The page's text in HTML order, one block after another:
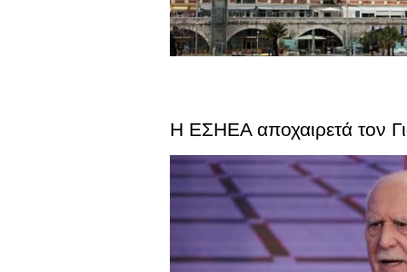
Η ΕΣΗΕΑ αποχαιρετά τον